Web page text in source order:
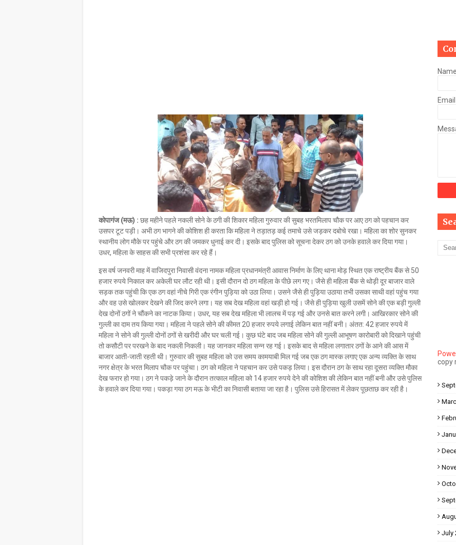
Mau:-ठंड को देखते हुए एक से आठ तक के विद्यालय 31 दिसंबर तक बंद
UP:- यूपी निकाय चुनाव पर हाई कोर्ट का बड़ा फैसला, OBC आरक्षण रद्द,
UP:-निकाय चुनाव पर 27 को सुनाया जाएगा फैसला
Mau Beat Media - Dec 24 2022
Mau:-यूपी में अब रात 11.00 बजे के बाद नहीं चलेंगी रोडवेज बसें
Mau Beat Media-Dec 21 2022
Mau:- V-Mart को जिला प्रशासन ने किया सील
Mau Beat Media-Dec 19 2022
Mau:-माफिया मुख्तार अंसारी के सहयोगी रफीक पर बड़ी कार्रवाई,
Mau Beat Media - Dec 14 2022
Mau:- प्री बोर्ड टापर्स को किया गया सम्मानित
Mau Beat Media Dec 14 2022
Mau:-जिलाधिकारी ने गुंडा एक्ट के तहत 10 लोगों को किया जिला बदर
Mau Beat Media-Dec 10 2022
Mau:-शिव धनुष भंग,राम बारात कल
Mau Beat Media- Nov 28 2022
Mau:-जांच में 74 खाद्य नमूनों में 19 में मिली मिलावट
Mau Beat Media - Nov 15 2022
Mau:-जिला पंचायत सदस्य प्रतिनिधि को बनाया बंधक
Mau Beat Media-Nov 14 2022
Mau:-सांप को हाथ में लपेटे में पहुंचा युवक अस्पताल, मची अफरा तफरी
Mau Beat Media- Nov 14 2022
Prayagraj:- इतिहास के पन्नों में विलुप्त हो गये स्वतंत्रता संग्राम के
Mau Beat Media- Sep 22 2024
कोपागंज (मऊ) : छह महीने पहले नकली सोने के ठगी की शिकार महिला गुरुवार की सुबह भरतमिलाप चौक पर आए ठग को पहचान कर
उसपर टूट पड़ी। अभी ठग भागने की कोशिश ही करता कि महिला ने तड़ातड़ कई तमाचे उसे जड़कर दबोचे रखा। महिला का शोर सुनकर
स्थानीय लोग मौके पर पहुंचे और ठग की जमकर धुनाई कर दी। इसके बाद पुलिस को सूचना देकर ठग को उनके हवाले कर दिया गया।
उधर, महिला के साहस की सभी प्रशंसा कर रहे हैं।
इस वर्ष जनवरी माह में वाजिदपुरा निवासी वंदना नामक महिला प्रधानमंत्री आवास निर्माण के लिए थाना मोड़ स्थित एक राष्ट्रीय बैंक से 50
हजार रुपये निकाल कर अकेली घर लौट रही थी। इसी दौरान दो ठग महिला के पीछे लग गए। जैसे ही महिला बैंक से थोड़ी दूर बाजार वाले
सड़क तक पहुंची कि एक ठग वहां नीचे गिरी एक रंगीन पुड़िया को उठा लिया। उसने जैसे ही पुड़िया उठाया तभी उसका साथी वहां पहुंच गया
और वह उसे खोलकर देखने की जिद करने लगा। यह सब देख महिला वहां खड़ी हो गई। जैसे ही पुड़िया खुली उसमें सोने की एक बड़ी गुल्ली
देख दोनों ठगों ने चौंकने का नाटक किया। उधर, यह सब देख महिला भी लालच में पड़ गई और उनसे बात करने लगी। आखिरकार सोने की
गुल्ली का दाम तय किया गया। महिला ने पहले सोने की कीमत 20 हजार रुपये लगाई लेकिन बात नहीं बनी। अंतत: 42 हजार रुपये में
महिला ने सोने की गुल्ली दोनों ठगों से खरीदी और घर चली गई। कुछ घंटे बाद जब महिला सोने की गुल्ली आभूषण कारोबारी को दिखाने पहुंची
तो कसौटी पर परखने के बाद नकली निकली। यह जानकर महिला सन्न रह गई। इसके बाद से महिला लगातार ठगों के आने की आस में
बाजार आती-जाती रहती थी। गुरुवार की सुबह महिला को उस समय कामयाबी मिल गई जब एक ठग मास्क लगाए एक अन्य व्यक्ति के साथ
नगर क्षेत्र के भरत मिलाप चौक पर पहुंचा। ठग को महिला ने पहचान कर उसे पकड़ लिया। इस दौरान ठग के साथ रहा दूसरा व्यक्ति मौका
देख फरार हो गया। ठग ने पकड़े जाने के दौरान तत्काल महिला को 14 हजार रुपये देने की कोशिश की लेकिन बात नहीं बनी और उसे पुलिस
के हवाले कर दिया गया। पकड़ा गया ठग मऊ के भीटी का निवासी बताया जा रहा है। पुलिस उसे हिरासत में लेकर पूछताछ कर रही है।
Name
Email
copy
July